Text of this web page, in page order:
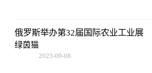
俄罗斯举办第32届国际农业工业展
绿茵猫
2023-09-08